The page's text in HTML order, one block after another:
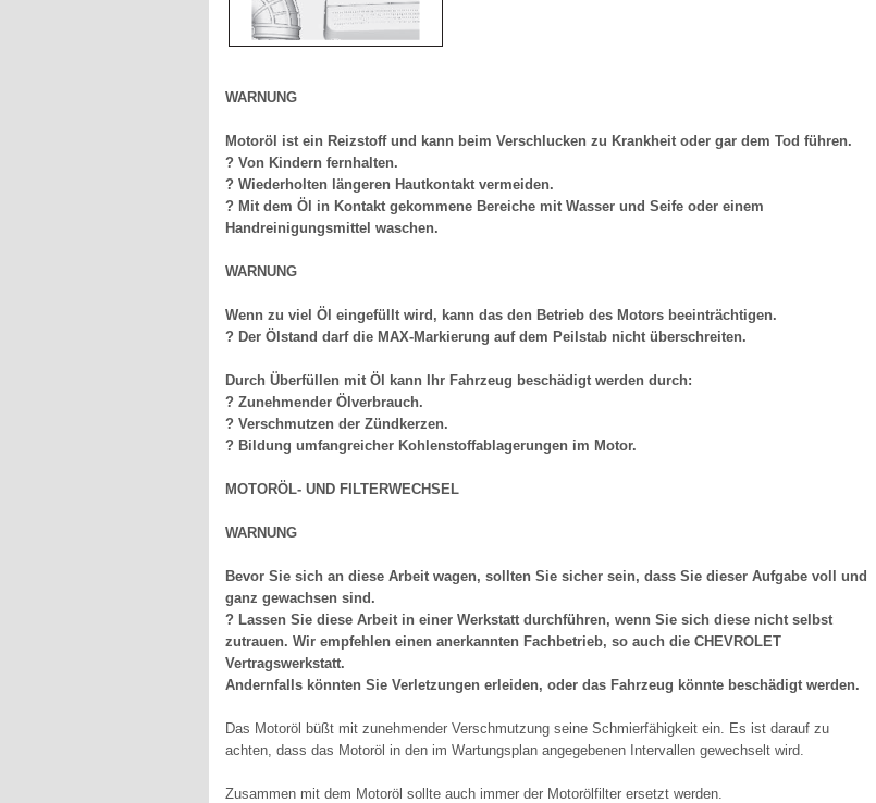
WARNUNG
Motoröl ist ein Reizstoff und kann beim Verschlucken zu Krankheit oder gar dem Tod führen.
? Von Kindern fernhalten.
? Wiederholten längeren Hautkontakt vermeiden.
? Mit dem Öl in Kontakt gekommene Bereiche mit Wasser und Seife oder einem
Handreinigungsmittel waschen.
WARNUNG
Wenn zu viel Öl eingefüllt wird, kann das den Betrieb des Motors beeinträchtigen.
? Der Ölstand darf die MAX-Markierung auf dem Peilstab nicht überschreiten.
Durch Überfüllen mit Öl kann Ihr Fahrzeug beschädigt werden durch:
? Zunehmender Ölverbrauch.
? Verschmutzen der Zündkerzen.
? Bildung umfangreicher Kohlenstoffablagerungen im Motor.
MOTORÖL- UND FILTERWECHSEL
WARNUNG
Bevor Sie sich an diese Arbeit wagen, sollten Sie sicher sein, dass Sie dieser Aufgabe voll und
ganz gewachsen sind.
? Lassen Sie diese Arbeit in einer Werkstatt durchführen, wenn Sie sich diese nicht selbst
zutrauen. Wir empfehlen einen anerkannten Fachbetrieb, so auch die CHEVROLET
Vertragswerkstatt.
Andernfalls könnten Sie Verletzungen erleiden, oder das Fahrzeug könnte beschädigt werden.
Das Motoröl büßt mit zunehmender Verschmutzung seine Schmierfähigkeit ein. Es ist darauf zu
achten, dass das Motoröl in den im Wartungsplan angegebenen Intervallen gewechselt wird.
Zusammen mit dem Motoröl sollte auch immer der Motorölfilter ersetzt werden.